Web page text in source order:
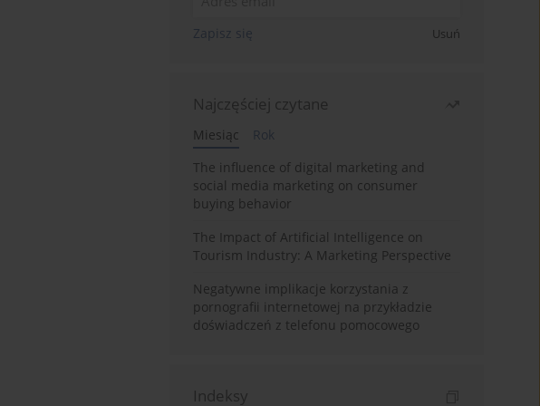
Zapisz się Usuń
Najczęściej czytane
Miesiąc
Rok
The influence of digital marketing and
social media marketing on consumer
buying behavior
The Impact of Artificial Intelligence on
Tourism Industry: A Marketing Perspective
Negatywne implikacje korzystania z
pornografii internetowej na przykładzie
doświadczeń z telefonu pomocowego
Indeksy